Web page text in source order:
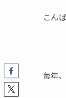
こん
毎年